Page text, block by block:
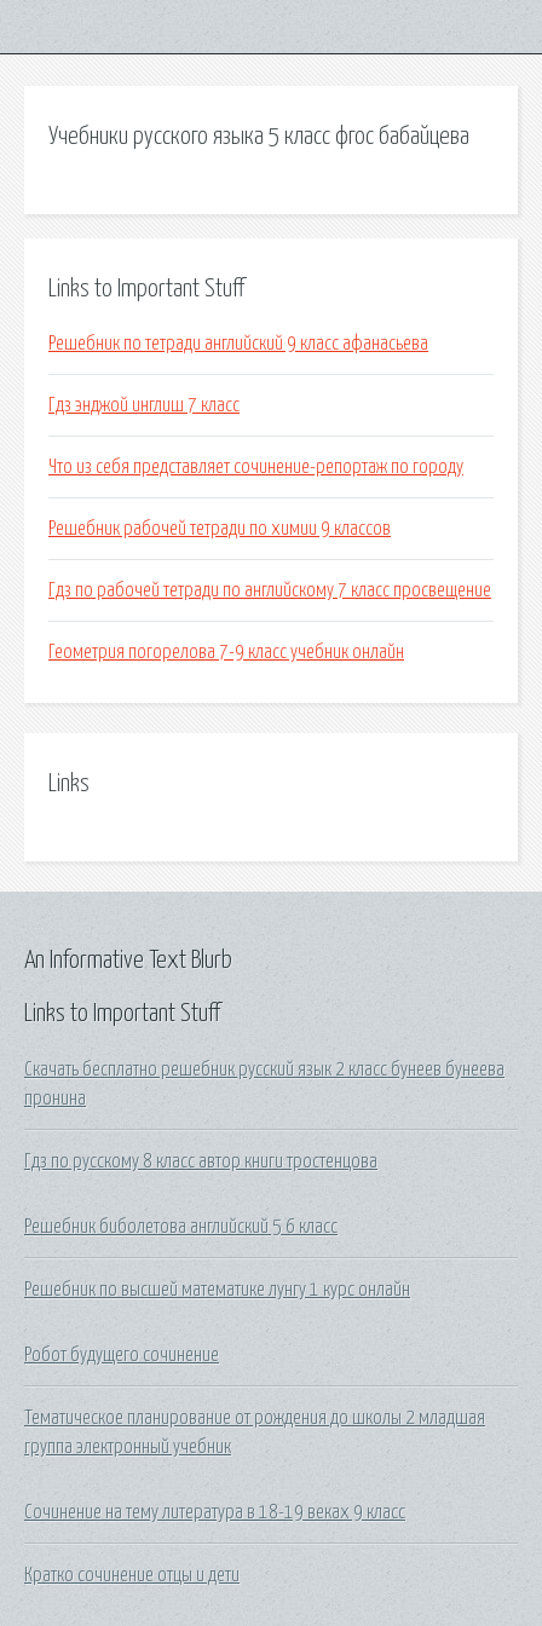
Учебники русского языка 5 класс фгос бабайцева
Links to Important Stuff
Решебник по тетради английский 9 класс афанасьева
Гдз энджой инглиш 7 класс
Что из себя представляет сочинение-репортаж по городу
Решебник рабочей тетради по химии 9 классов
Гдз по рабочей тетради по английскому 7 класс просвещение
Геометрия погорелова 7-9 класс учебник онлайн
Links
Links to Important Stuff
Скачать бесплатно решебник русский язык 2 класс бунеев бунеева
пронина
Гдз по русскому 8 класс автор книги тростенцова
Решебник биболетова английский 5 6 класс
Решебник по высшей математике лунгу 1 курс онлайн
Робот будущего сочинение
Тематическое планирование от рождения до школы 2 младшая
группа электронный учебник
Сочинение на тему литература в 18-19 веках 9 класс
Кратко сочинение отцы и дети
An Informative Text Blurb